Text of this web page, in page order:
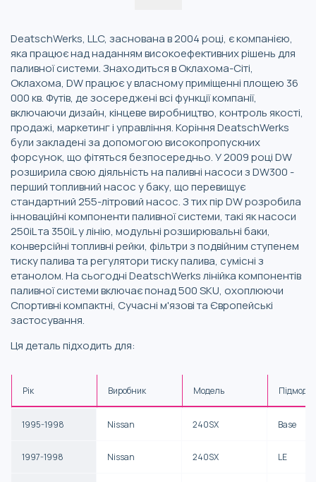
DeatschWerks, LLC, заснована в 2004 році, є компанією,
яка працює над наданням високоефективних рішень для
паливної системи. Знаходиться в Оклахома-Сіті,
Оклахома, DW працює у власному приміщенні площею 36
000 кв. Футів, де зосереджені всі функції компанії,
включаючи дизайн, кінцеве виробництво, контроль якості,
продажі, маркетинг і управління. Коріння DeatschWerks
були закладені за допомогою високопропускних
форсунок, що фітяться безпосередньо. У 2009 році DW
розширила свою діяльність на паливні насоси з DW300 -
перший топливний насос у баку, що перевищує
стандартний 255-літровий насос. З тих пір DW розробила
інноваційні компоненти паливної системи, такі як насоси
250iL та 350iL у лінію, модульні розширювальні баки,
конверсійні топливні рейки, фільтри з подвійним ступенем
тиску палива та регулятори тиску палива, сумісні з
етанолом. На сьогодні DeatschWerks лінійка компонентів
паливної системи включає понад 500 SKU, охоплюючи
Спортивні компактні, Сучасні м'язові та Європейські
застосування.
Ця деталь підходить для:
Рік Виробник Модель
1995-1998 Nissan 240SX Base
1997-1998 Nissan 240SX LE